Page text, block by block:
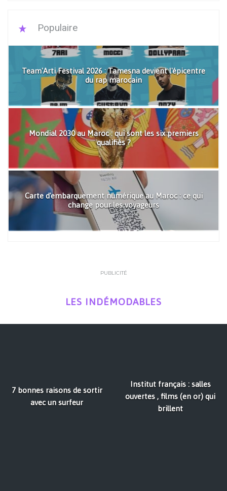
Populaire
Team'Arti Festival 2026 : Tamesna devient l'épicentre
du rap marocain
Mondial 2030 au Maroc : qui sont les six premiers
qualifiés ?
Carte d'embarquement numérique au Maroc : ce qui
change pour les voyageurs
PUBLICITÉ
LES INDÉMODABLES
7 bonnes raisons de sortir
avec un surfeur
Institut français : salles
ouvertes , films (en or) qui
brillent